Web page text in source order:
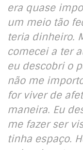
era quase
um meio tão
teria dinheiro.
comecei a ter
eu descobri o
não me
for viver de
maneira. Eu
me fazer ser
tinha espaço.